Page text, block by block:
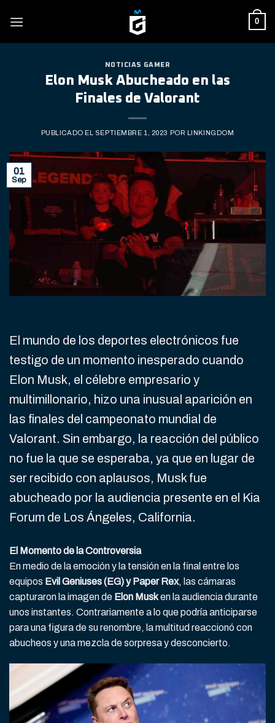
0
NOTICIAS GAMER
Elon Musk Abucheado en las
Finales de Valorant
PUBLICADO EL SEPTIEMBRE 1, 2023 POR LINKINGDOM
01
Sep
El mundo de los deportes electrónicos fue
testigo de un momento inesperado cuando
Elon Musk, el célebre empresario y
multimillonario, hizo una inusual aparición en
las finales del campeonato mundial de
Valorant. Sin embargo, la reacción del público
no fue la que se esperaba, ya que en lugar de
ser recibido con aplausos, Musk fue
abucheado por la audiencia presente en el Kia
Forum de Los Ángeles, California.
El Momento de la Controversia
En medio de la emoción y la tensión en la final entre los
equipos Evil Geniuses (EG) y Paper Rex, las cámaras
capturaron la imagen de Elon Musken la audiencia durante
unos instantes. Contrariamente a lo que podría anticiparse
para una figura de su renombre, la multitud reaccionó con
abucheos y una mezcla de sorpresa y desconcierto.